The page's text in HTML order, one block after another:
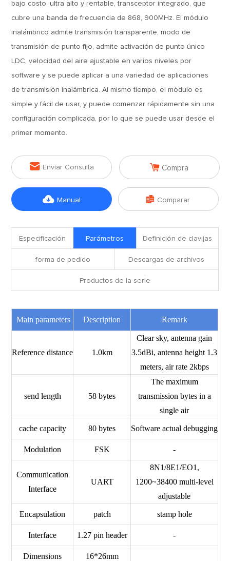
bajo costo, ultra alto y rentable, transceptor integrado, que
cubre una banda de frecuencia de 868, 900MHz. El módulo
inalámbrico admite transmisión transparente, modo de
transmisión de punto fijo, admite activación de punto único
LDC, velocidad del aire ajustable en varios niveles por
software y se puede aplicar a una variedad de aplicaciones
de transmisión inalámbrica. Al mismo tiempo, el módulo es
simple y fácil de usar, y puede comenzar rápidamente sin una
configuración complicada, por lo que se puede usar desde el
primer momento.
 Enviar Consulta  Compra
 Manual  Comparar
Especificación Parámetros Definición de clavijas
forma de pedido Descargas de archivos
Productos de la serie
Main parameters Description Remark
Reference distance 1.0km
Clear sky, antenna gain
3.5dBi, antenna height 1.3
meters, air rate 2kbps
send length 58 bytes
The maximum
transmission bytes in a
single air
cache capacity 80 bytes Software actual debugging
Modulation FSK -
Communication
Interface
UART
8N1/8E1/EO1,
1200~38400 multi-level
adjustable
Encapsulation patch stamp hole
Interface 1.27 pin header -
Dimensions 16*26mm